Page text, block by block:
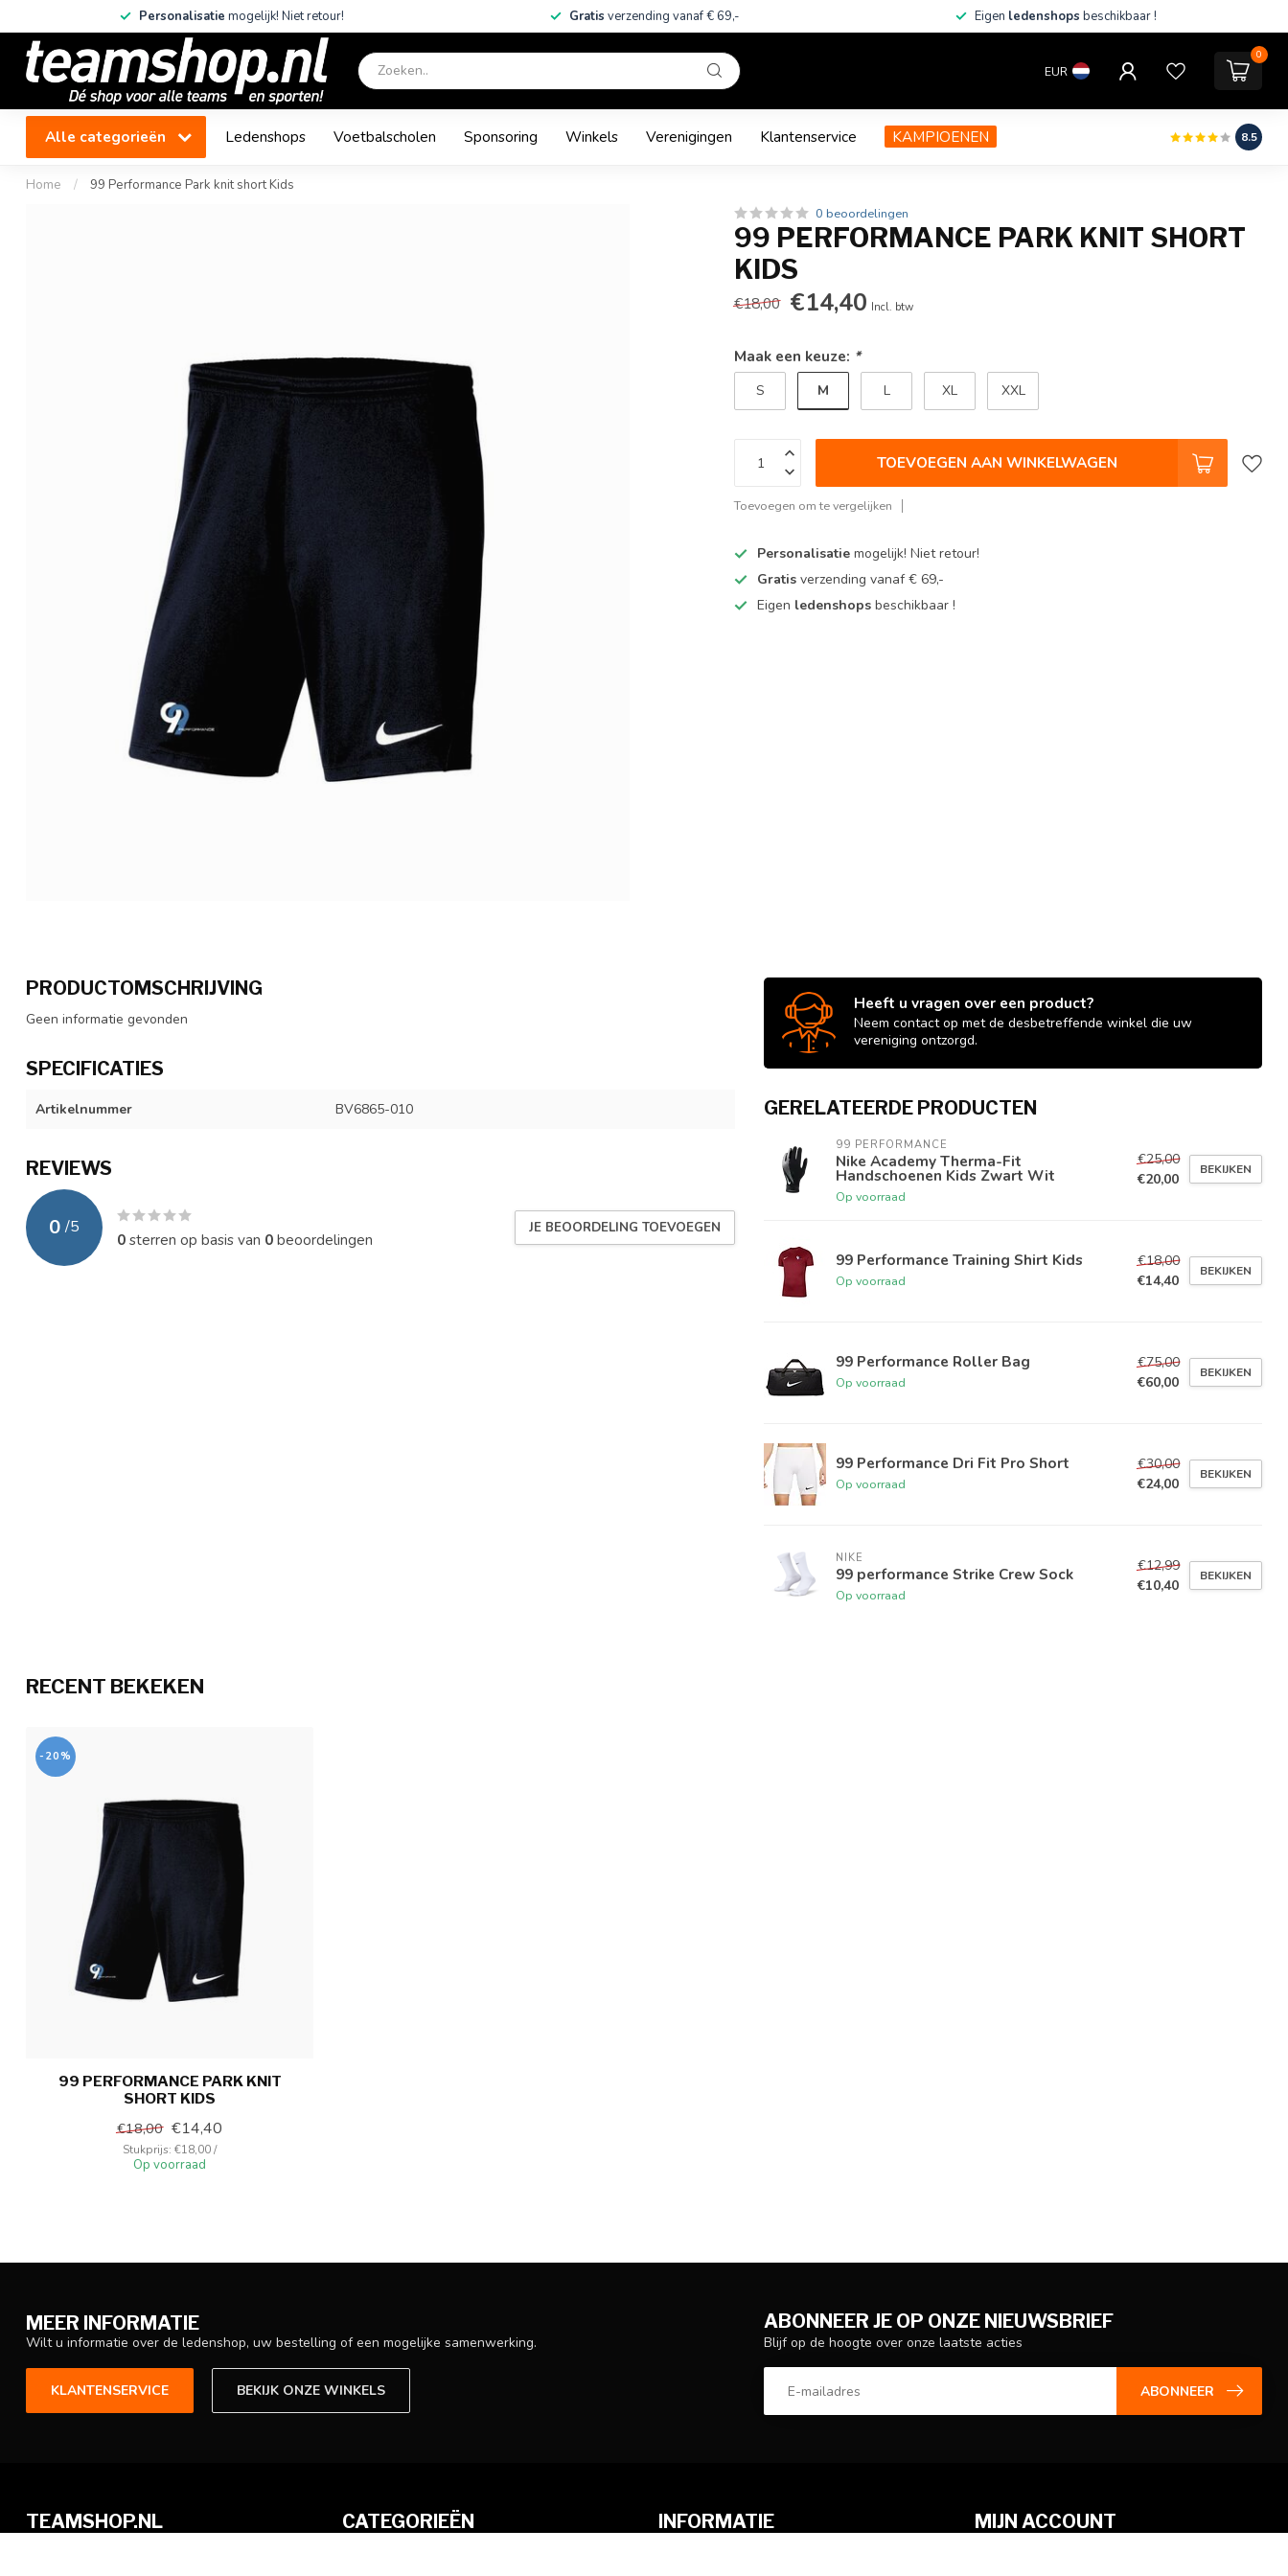
Personalisatie mogelijk! Niet retour! Gratis verzending vanaf € 69,- Eigen ledenshops beschikbaar !
EUR
0
Alle categorieën Ledenshops Voetbalscholen Sponsoring Winkels Verenigingen Klantenservice KAMPIOENEN 8.5
Home / 99 Performance Park knit short Kids
0 beoordelingen
99 PERFORMANCE PARK KNIT SHORT
KIDS
€18,00 €14,40 Incl. btw
Maak een keuze: *
S M L XL XXL
TOEVOEGEN AAN WINKELWAGEN
Toevoegen om te vergelijken
Personalisatie mogelijk! Niet retour!
Gratisverzending vanaf € 69,-
Eigen ledenshopsbeschikbaar !
PRODUCTOMSCHRIJVING
Geen informatie gevonden
SPECIFICATIES
Artikelnummer BV6865-010
REVIEWS
0 /5
0sterren op basis van 0beoordelingen
JE BEOORDELING TOEVOEGEN
Heeft u vragen over een product?
Neem contact op met de desbetreffende winkel die uw
vereniging ontzorgd.
GERELATEERDE PRODUCTEN
99 PERFORMANCE
Nike Academy Therma-Fit
Handschoenen Kids Zwart Wit
Op voorraad
€25,00
€20,00
BEKIJKEN
99 Performance Training Shirt Kids
Op voorraad
€18,00
€14,40
BEKIJKEN
99 Performance Roller Bag
Op voorraad
€75,00
€60,00
BEKIJKEN
99 Performance Dri Fit Pro Short
Op voorraad
€30,00
€24,00
BEKIJKEN
NIKE
99 performance Strike Crew Sock
Op voorraad
€12,99
€10,40
BEKIJKEN
RECENT BEKEKEN
-20%
99 PERFORMANCE PARK KNIT
SHORT KIDS
€18,00 €14,40
Stukprijs: €18,00 /
Op voorraad
MEER INFORMATIE
Wilt u informatie over de ledenshop, uw bestelling of een mogelijke samenwerking.
KLANTENSERVICE BEKIJK ONZE WINKELS
ABONNEER JE OP ONZE NIEUWSBRIEF
Blijf op de hoogte over onze laatste acties
ABONNEER
TEAMSHOP.NL CATEGORIEËN INFORMATIE MIJN ACCOUNT